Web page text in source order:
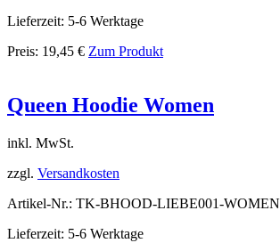
Lieferzeit: 5-6 Werktage
Preis: 19,45 € Zum Produkt
Queen Hoodie Women
inkl. MwSt.
zzgl. Versandkosten
Artikel-Nr.: TK-BHOOD-LIEBE001-WOMEN
Lieferzeit: 5-6 Werktage